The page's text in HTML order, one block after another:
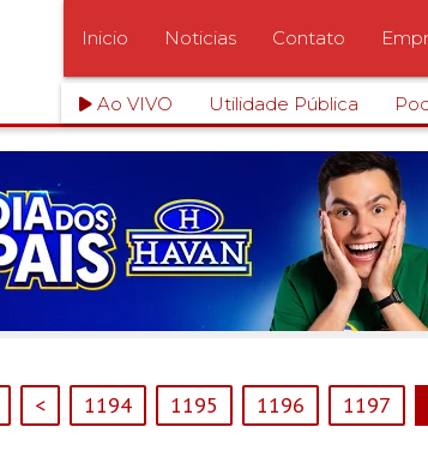
Inicio Noticias Contato
Ao VIVO Utilidade Pública
< 1194 1195 1196 1197